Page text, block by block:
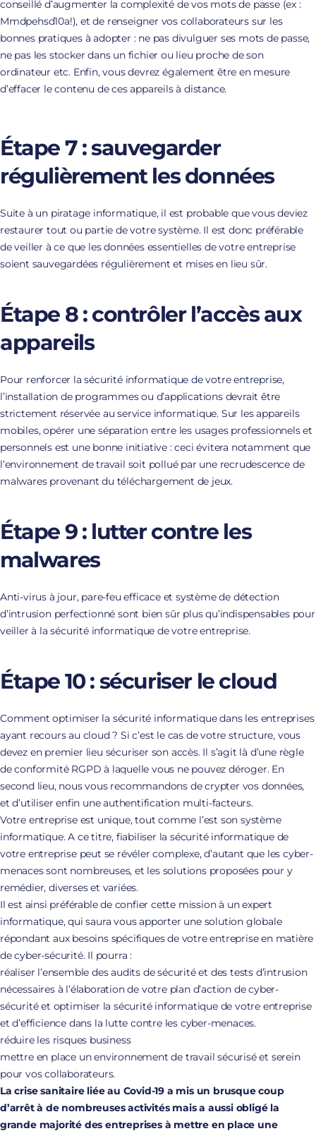
conseillé d’augmenter la complexité de vos mots de passe (ex :
Mmdpehsd10a!), et de renseigner vos collaborateurs sur les
bonnes pratiques à adopter : ne pas divulguer ses mots de passe,
ne pas les stocker dans un fichier ou lieu proche de son
ordinateur etc. Enfin, vous devrez également être en mesure
d’effacer le contenu de ces appareils à distance.
Étape 7 : sauvegarder
régulièrement les données
Suite à un piratage informatique, il est probable que vous deviez
restaurer tout ou partie de votre système. Il est donc préférable
de veiller à ce que les données essentielles de votre entreprise
soient sauvegardées régulièrement et mises en lieu sûr.
Étape 8 : contrôler l’accès aux
appareils
Pour renforcer la sécurité informatique de votre entreprise,
l’installation de programmes ou d’applications devrait être
strictement réservée au service informatique. Sur les appareils
mobiles, opérer une séparation entre les usages professionnels et
personnels est une bonne initiative : ceci évitera notamment que
l’environnement de travail soit pollué par une recrudescence de
malwares provenant du téléchargement de jeux.
Étape 9 : lutter contre les
malwares
Anti-virus à jour, pare-feu efficace et système de détection
d’intrusion perfectionné sont bien sûr plus qu’indispensables pour
veiller à la sécurité informatique de votre entreprise.
Étape 10 : sécuriser le cloud
Comment optimiser la sécurité informatique dans les entreprises
ayant recours au cloud ? Si c’est le cas de votre structure, vous
devez en premier lieu sécuriser son accès. Il s’agit là d’une règle
de conformité RGPD à laquelle vous ne pouvez déroger. En
second lieu, nous vous recommandons de crypter vos données,
et d’utiliser enfin une authentification multi-facteurs.
Votre entreprise est unique, tout comme l’est son système
informatique. A ce titre, fiabiliser la sécurité informatique de
votre entreprise peut se révéler complexe, d’autant que les cyber-
menaces sont nombreuses, et les solutions proposées pour y
remédier, diverses et variées.
Il est ainsi préférable de confier cette mission à un expert
informatique, qui saura vous apporter une solution globale
répondant aux besoins spécifiques de votre entreprise en matière
de cyber-sécurité. Il pourra :
réaliser l’ensemble des audits de sécurité et des tests d’intrusion
nécessaires à l’élaboration de votre plan d’action de cyber-
sécurité et optimiser la sécurité informatique de votre entreprise
et d’efficience dans la lutte contre les cyber-menaces.
réduire les risques business
mettre en place un environnement de travail sécurisé et serein
pour vos collaborateurs.
La crise sanitaire liée au Covid-19 a mis un brusque coup
d’arrêt à de nombreuses activités mais a aussi obligé la
grande majorité des entreprises à mettre en place une